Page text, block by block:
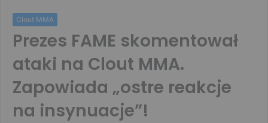
Clout MMA
Prezes FAME skomentował
ataki na Clout MMA.
Zapowiada „ostre reakcje
na insynuacje”!